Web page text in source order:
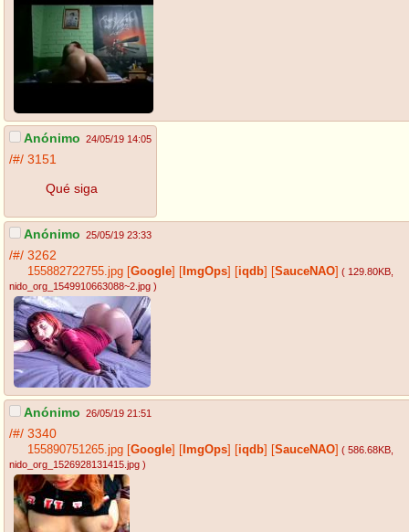
Anónimo 24/05/19 14:05
/#/ 3151
Qué siga
Anónimo 25/05/19 23:33
/#/ 3262
155882722755.jpg [Google] [ ImgOps] [iqdb] [SauceNAO] ( 129.80KB
nido_org_1549910663088~2.jpg )
Anónimo 26/05/19 21:51
/#/ 3340
155890751265.jpg [Google] [ ImgOps] [iqdb] [SauceNAO] ( 586.68KB
nido_org_1526928131415.jpg )